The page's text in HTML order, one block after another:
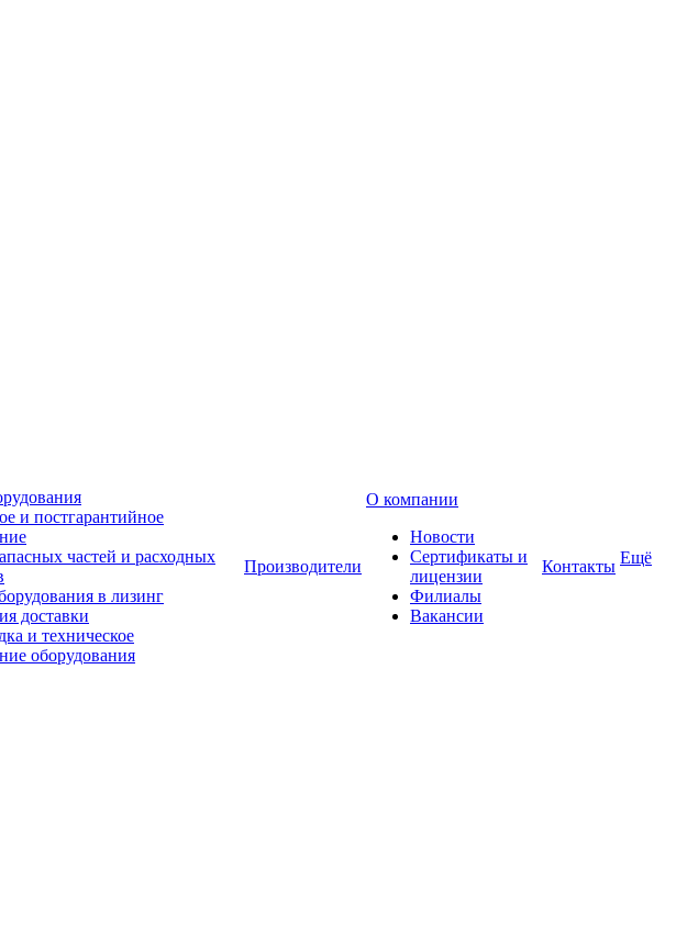
и постгарантийное
частей и расходных
в лизинг
доставки
и техническое
оборудования
Производители
О компании
Новости
Сертификаты и
лицензии
Филиалы
Вакансии
Контакты Ещё